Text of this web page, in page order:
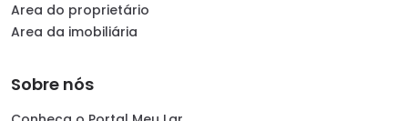
Area do proprietário
Area da imobiliária
Sobre nós